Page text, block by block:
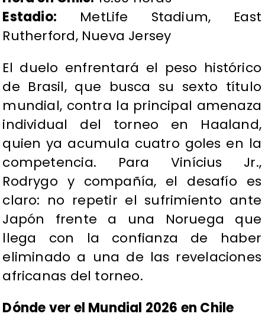
Estadio: MetLife Stadium, East
Rutherford, Nueva Jersey
El duelo enfrentará el peso histórico
de Brasil, que busca su sexto título
mundial, contra la principal amenaza
individual del torneo en Haaland,
quien ya acumula cuatro goles en la
competencia. Para Vinícius Jr.,
Rodrygo y compañía, el desafío es
claro: no repetir el sufrimiento ante
Japón frente a una Noruega que
llega con la confianza de haber
eliminado a una de las revelaciones
africanas del torneo.
Dónde ver el Mundial 2026 en Chile